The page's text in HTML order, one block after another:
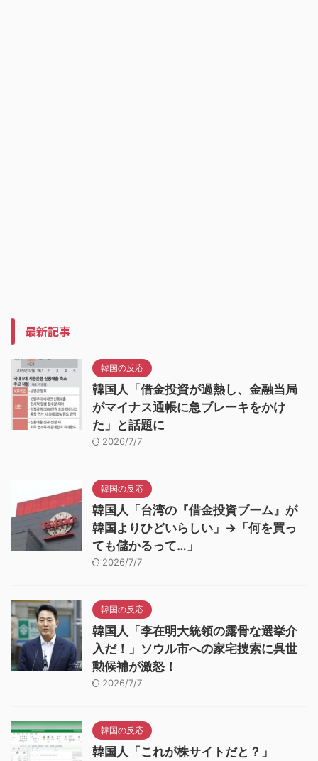
最新記事
韓国の反応
韓国人「借金投資が過熱し、金融当局
がマイナス通帳に急ブレーキをかけ
た」と話題に
2026/7/7
韓国の反応
韓国人「台湾の『借金投資ブーム』が
韓国よりひどいらしい」→「何を買っ
ても儲かるって…」
2026/7/7
韓国の反応
韓国人「李在明大統領の露骨な選挙介
入だ！」ソウル市への家宅捜索に呉世
勲候補が激怒！
2026/7/7
韓国の反応
韓国人「これが株サイトだと？」